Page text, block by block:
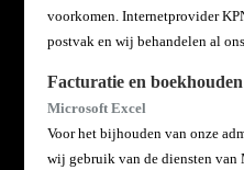
voorkomen. Internetprovider
postvak en wij behandelen al
Facturatie en boekhouden
Microsoft Excel
Voor het bijhouden van onze
wij gebruik van de diensten van